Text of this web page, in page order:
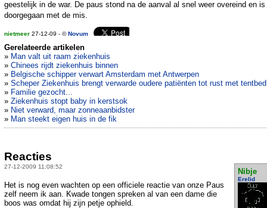
geestelijk in de war. De paus stond na de aanval al snel weer overeind en is
doorgegaan met de mis.
nietmeer 27-12-09 - ©Novum
Gerelateerde artikelen
» Man valt uit raam ziekenhuis
» Chinees rijdt ziekenhuis binnen
» Belgische schipper verwart Amsterdam met Antwerpen
» Scheper Ziekenhuis brengt verwarde oudere patiënten tot rust met tentbed
» Familie gezocht...
» Ziekenhuis stopt baby in kerstsok
» Niet verward, maar zonneaanbidster
» Man steekt eigen huis in de fik
Reacties
27-12-2009 11:08:52
Nibje
Erelid
Het is nog even wachten op een officiele reactie van onze Paus
zelf neem ik aan. Kwade tongen spreken al van een dame die
boos was omdat hij zijn petje ophield.